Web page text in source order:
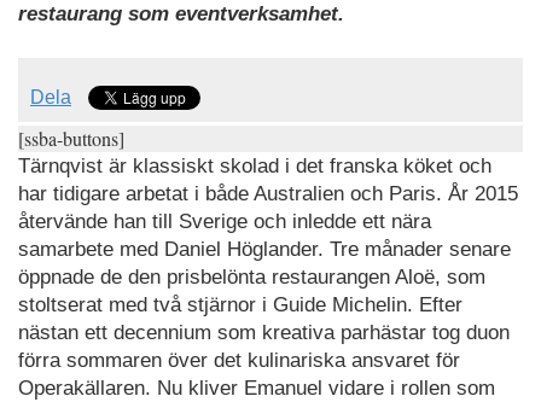
restaurang som eventverksamhet.
Dela
[ssba-buttons]
Tärnqvist är klassiskt skolad i det franska köket och
har tidigare arbetat i både Australien och Paris. År 2015
återvände han till Sverige och inledde ett nära
samarbete med Daniel Höglander. Tre månader senare
öppnade de den prisbelönta restaurangen Aloë, som
stoltserat med två stjärnor i Guide Michelin. Efter
nästan ett decennium som kreativa parhästar tog duon
förra sommaren över det kulinariska ansvaret för
Operakällaren. Nu kliver Emanuel vidare i rollen som